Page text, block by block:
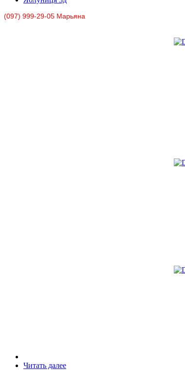
(097) 999-29-05 Марьяна
Читать далее